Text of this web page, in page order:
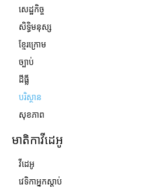
សេដ្ឋកិច្ច
សិទ្ធិមនុស្ស
ខ្មែរក្រោម
ច្បាប់
ដីធ្លី
បរិស្ថាន
សុខភាព
មាតិកាវីដេអូ
វីដេអូ
វេទិកាអ្នកស្ដាប់